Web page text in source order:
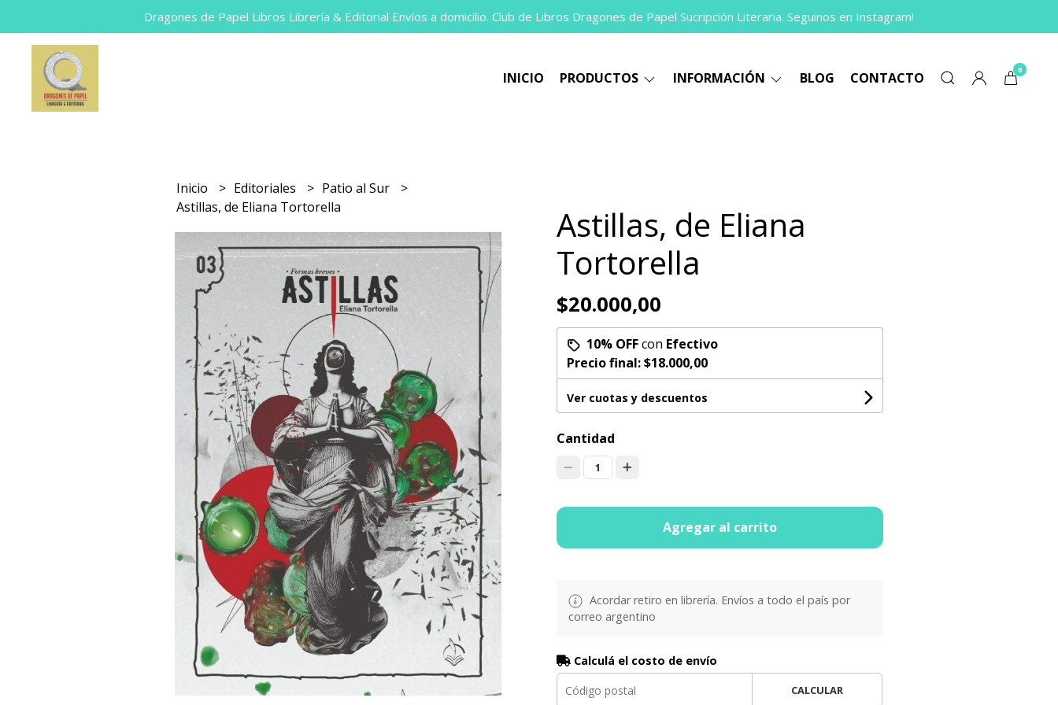
Dragones de Papel Libros Librería & Editorial Envíos a domicilio. Club de Libros Dragones de Papel Sucripción Literaria. Seguinos en Instagram!
INICIO PRODUCTOS INFORMACIÓN BLOG CONTACTO 0
Inicio Editoriales
Patio al Sur
Astillas, de Eliana Tortorella
Astillas, de Eliana
Tortorella
$20.000,00
10% OFFcon Efectivo
Precio final:$18.000,00
Ver cuotas y descuentos
Cantidad
1
Agregar al carrito
Acordar retiro en librería. Envíos a todo el país por
correo argentino
Calculá el costo de envío
CALCULAR